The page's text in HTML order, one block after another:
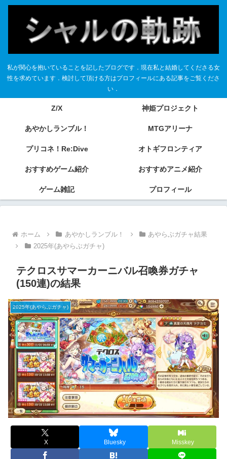
私が関心を抱いていることを記したブログです．現在私と結婚してくださる女
性を求めています．検討して頂ける方はプロフィールにある記事をご覧くださ
い．
Z/X 神姫プロジェクト
あやかしランブル！ MTGアリーナ
プリコネ！Re:Dive オトギフロンティア
おすすめゲーム紹介 おすすめアニメ紹介
ゲーム雑記 プロフィール
ホーム あやかしランブル！
あやらぶガチャ結果
2025年(あやらぶガチャ)
テクロスサマーカーニバル召喚券ガチャ
(150連)の結果
2025年(あやらぶガチャ)
X Bluesky Misskey